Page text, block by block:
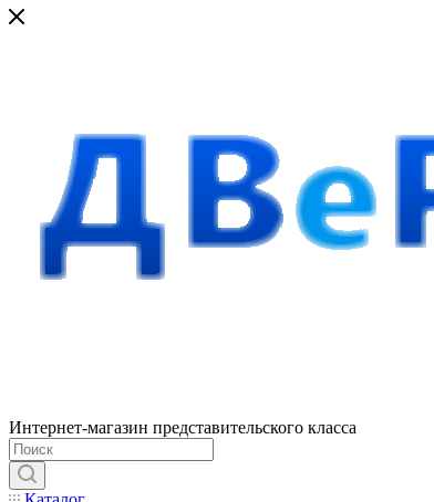
Интернет-магазин представительского класса